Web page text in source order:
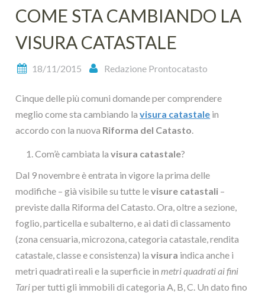
COME STA CAMBIANDO LA
VISURA CATASTALE
18/11/2015 Redazione Prontocatasto
Cinque delle più comuni domande per comprendere
meglio come sta cambiando lavisura catastale in
accordo con la nuova Riforma del Catasto.
Com’è cambiata lavisura catastale?
Dal 9 novembre è entrata in vigore la prima delle
modifiche – già visibile su tutte levisure catastali –
previste dalla Riforma del Catasto. Ora, oltre a sezione,
foglio, particella e subalterno, e ai dati di classamento
(zona censuaria, microzona, categoria catastale, rendita
catastale, classe e consistenza) lavisura indica anche i
metri quadrati reali e la superficie inmetri quadrati ai fini
Tariper tutti gli immobili di categoria A, B, C. Un dato fino